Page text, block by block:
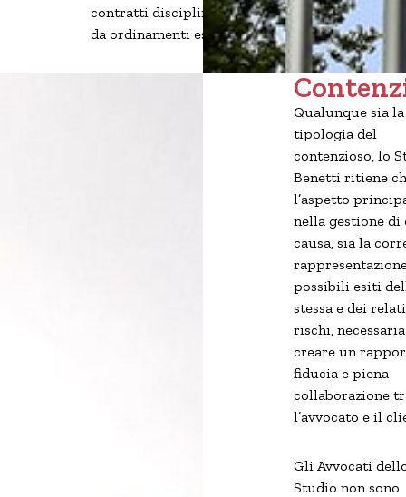
contratti disciplinati
da ordinamenti esteri.
Qualunque sia la
tipologia del
contenzioso, lo
Benetti ritiene
l’aspetto
nella gestione di
causa, sia la
possibili esiti
stessa e dei
rischi,
creare un
fiducia e piena
collaborazione
l’avvocato e il
Gli Avvocati
Studio non sono